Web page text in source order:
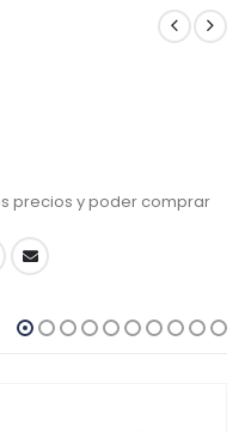
precios y poder comprar